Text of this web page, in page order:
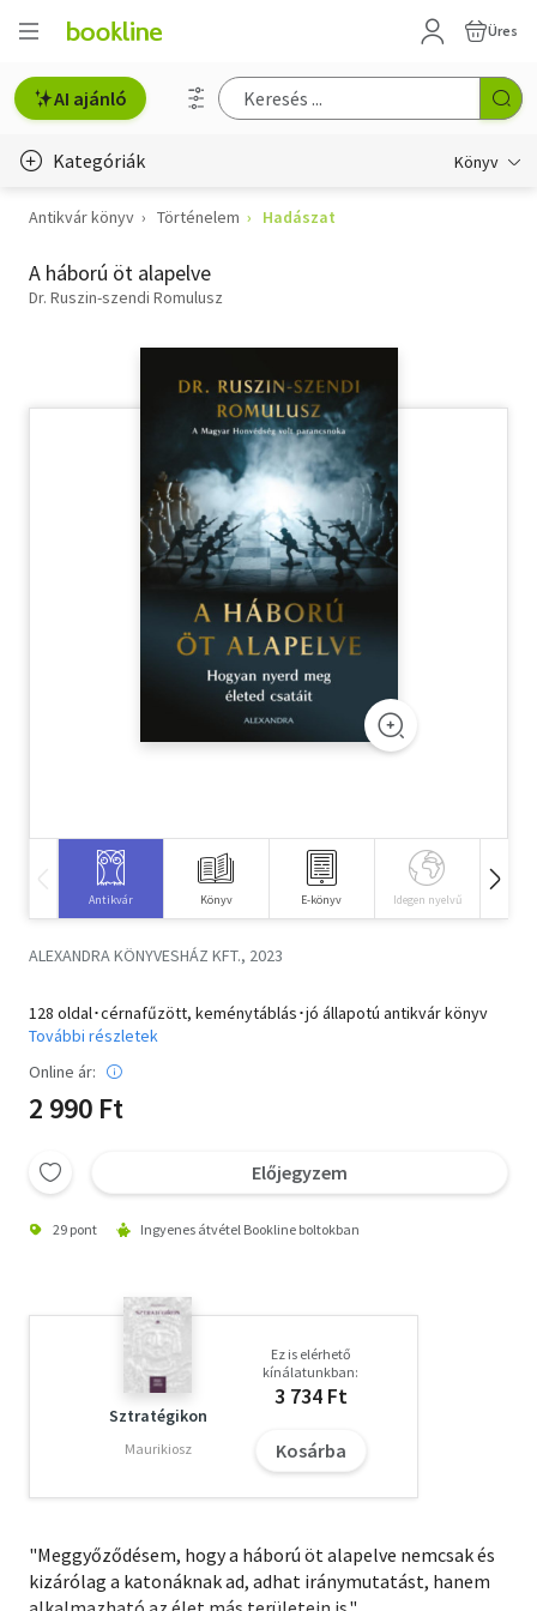
Üres
AI ajánló
Kategóriák Könyv
Életmód, egészség
Erotika
Tankönyv, segédkönyv
Vallás
Antikvár könyv Történelem Hadászat
A háború öt alapelve
Dr. Ruszin-szendi Romulusz
Antikvár Könyv E-könyv Idegen nyelvű
ALEXANDRA KÖNYVESHÁZ KFT., 2023
128 oldal･cérnafűzött, keménytáblás･jó állapotú antikvár könyv
További részletek
Online ár:
2 990 Ft
Előjegyzem
29 pont Ingyenes átvétel Bookline boltokban
Sztratégikon
Maurikiosz
Ez is elérhető
kínálatunkban:
3 734 Ft
Kosárba
"Meggyőződésem, hogy a háború öt alapelve nemcsak és
kizárólag a katonáknak ad, adhat iránymutatást, hanem